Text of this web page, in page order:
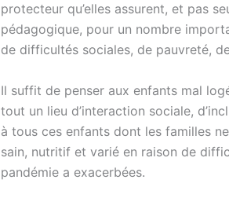
protecteur qu’elles assurent, et pas
pédagogique, pour un nombre
de difficultés sociales, de pauvreté,
Il suffit de penser aux enfants mal
tout un lieu d’interaction sociale,
à tous ces enfants dont les familles
sain, nutritif et varié en raison de
pandémie a exacerbées.